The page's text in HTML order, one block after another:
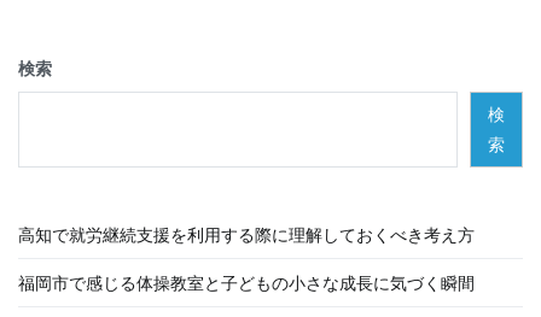
検索
検
索
高知で就労継続支援を利用する際に理解しておくべき考え方
福岡市で感じる体操教室と子どもの小さな成長に気づく瞬間